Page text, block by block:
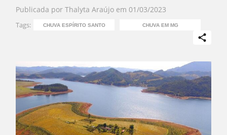
Publicada por Thalyta Araújo em 01/03/2023
Tags: CHUVA ESPÍRITO SANTO CHUVA EM MG